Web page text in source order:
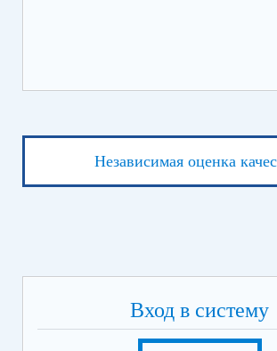
Независимая оценка
Вход в систему